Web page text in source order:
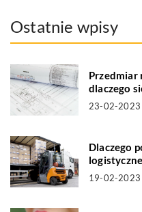
Ostatnie wpisy
Przedmiar
dlaczego
23-02-2023
Dlaczego
19-02-2023